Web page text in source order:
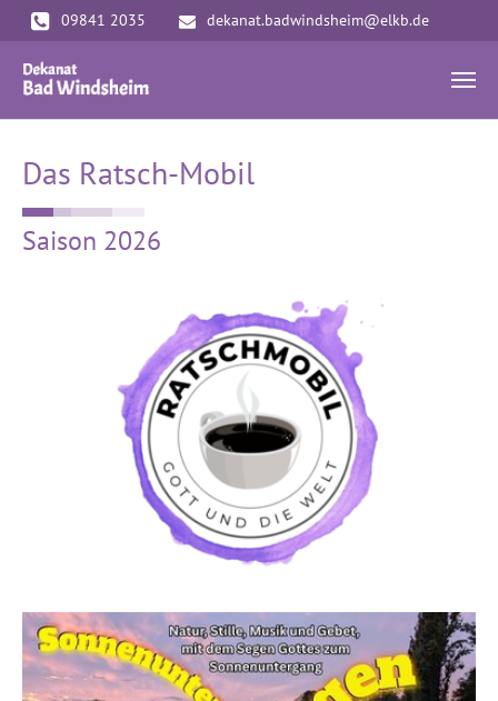
Zum Hauptinhalt springen
09841 2035 dekanat.badwindsheim@elkb.de
Das Ratsch-Mobil
Saison 2026